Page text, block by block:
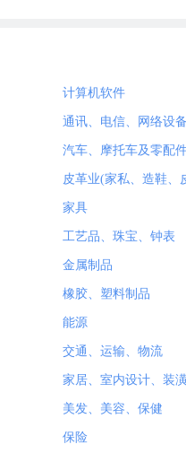
计算机软件
通讯、电信、网络设
汽车、摩托车及零配
皮革业(家私、造鞋
家具
工艺品、珠宝、钟表
金属制品
橡胶、塑料制品
能源
交通、运输、物流
家居、室内设计、装
美发、美容、保健
保险